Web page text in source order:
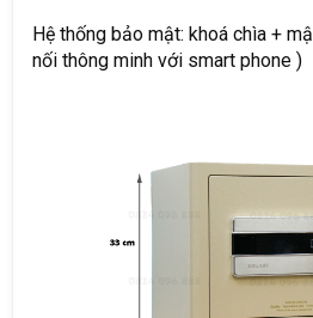
Hệ thống bảo mật: khoá chìa +
nối thông minh với smart phone )